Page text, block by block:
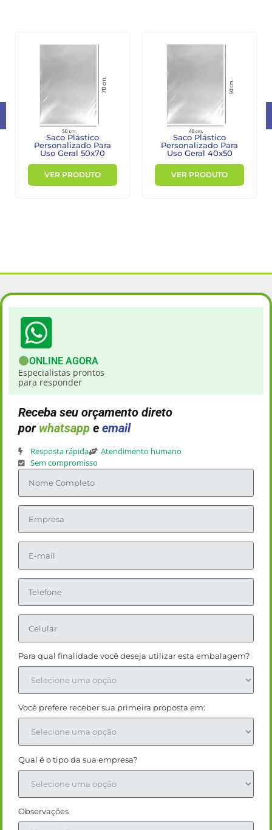
Saco Plástico
Personalizado Para
Uso Geral 40x50
VER PRODUTO
Saco Plástico
Personalizado Para
Uso Geral 30x40
VER PRODUTO
ONLINE AGORA
Especialistas prontos
para responder
Receba seu orçamento direto
por whatsapp e email
Resposta rápida
Atendimento humano
Sem compromisso
Para qual finalidade você deseja utilizar esta embalagem?
Você prefere receber sua primeira proposta em:
Qual é o tipo da sua empresa?
Observações